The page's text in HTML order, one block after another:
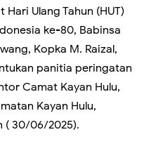
Ulang Tahun (HUT)
ke-80, Babinsa
Kopka M. Raizal,
panitia peringatan
Camat Kayan Hulu,
Kayan Hulu,
( 30/06/2025).